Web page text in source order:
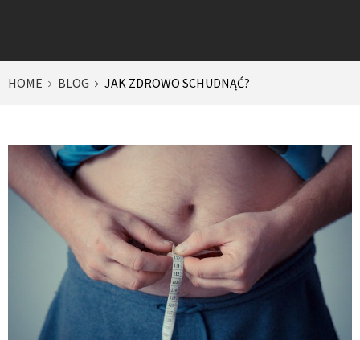
HOME BLOG JAK ZDROWO SCHUDNĄĆ?